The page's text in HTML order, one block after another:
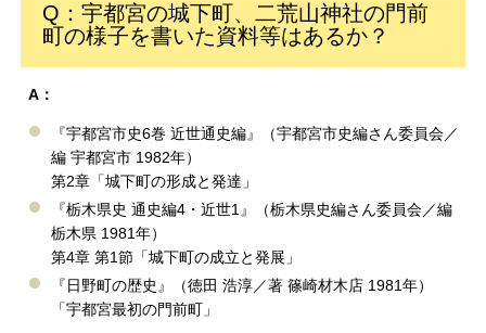
Q：宇都宮の城下町、二荒山神社の門前
町の様子を書いた資料等はあるか？
A：
『宇都宮市史6巻 近世通史編』（宇都宮市史編さん委員会／
編 宇都宮市 1982年）
第2章「城下町の形成と発達」
『栃木県史 通史編4・近世1』（栃木県史編さん委員会／編
栃木県 1981年）
第4章 第1節「城下町の成立と発展」
『日野町の歴史』（徳田 浩淳／著 篠崎材木店 1981年）
「宇都宮最初の門前町」